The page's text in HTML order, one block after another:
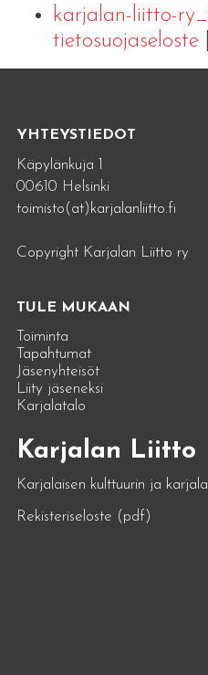
karjalan-liitto-
tietosuojaseloste|
YHTEYSTIEDOT
Käpylänkuja 1
00610 Helsinki
toimisto(at)karjalanliitto.fi
Copyright Karjalan Liitto ry
TULE MUKAAN
Toiminta
Tapahtumat
Jäsenyhteisöt
Liity jäseneksi
Karjalatalo
Karjalan Liitto
Karjalaisen kulttuurin ja
Rekisteriseloste (pdf)